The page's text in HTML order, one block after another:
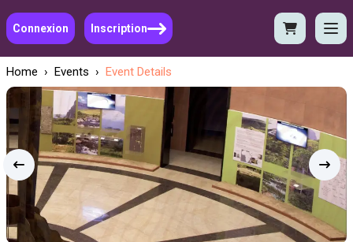
Connexion Inscription
Home › Events › Event Details